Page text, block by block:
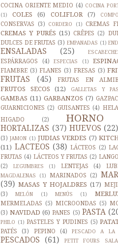
COCINA ORIENTE MEDIO (4) COCINA
(1)
COLES (6) COLIFLOR (7)
CONSERVAS (3) CORDERO (1) CREMAS
CREMAS Y PURÉS (15) CRÊPES (2)
DULCES DE FRUTAS (3) EMPANADAS (1)
ENSALADAS (25)
ESPÁRRAGOS (4) ESPECIAS (1)
FIAMBRE (3) FLANES (3) FRESAS (3)
FRUTAS (45) FRUTAS EN
FRUTOS SECOS (12) GALLETAS Y
GAMBAS (11) GARBANZOS (7)
GUARNICIONES (2) GUISANTES (4)
HIGADO
(2) HORNO
HORTALIZAS (37) HUEVOS (22)
(3) JAMON (1) JUDIAS VERDES (7)
(11) LACTEOS (38) LÁCTEOS (2)
FRUTAS (4) LÁCTEOS Y FRUTAS (2)
(2)
LEGUMBRES (1) LENTEJAS (4)
MAGDALENAS (1) MARINADOS (2)
(39) MASAS Y HOJALDRES (17)
(3)
MELÓN (1) MENÚS (1)
MERMELADAS (5) MICROONDAS (5)
(3) NAVIDAD (6) PANES (5) PASTA
PHILO (1) PASTELES Y PUDINES (5)
PATÉS (3) PEPINO (4) PESCADO A LA
PESCADOS (61) PETIT FOURS